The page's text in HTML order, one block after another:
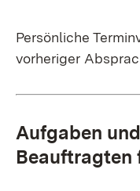
Persönliche
vorheriger
Aufgaben
Beauftragten